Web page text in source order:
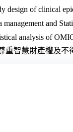
design of clinical
management and
analysis of
重智慧財產權及不